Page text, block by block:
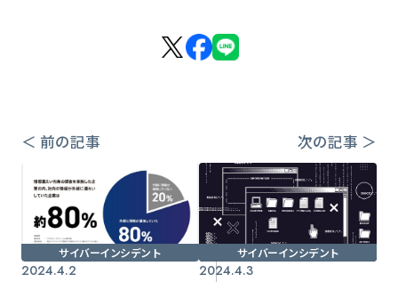
＜ 前の記事 次の記事 ＞
サイバーインシデント
2024.4.2
サイバーインシデント
2024.4.3